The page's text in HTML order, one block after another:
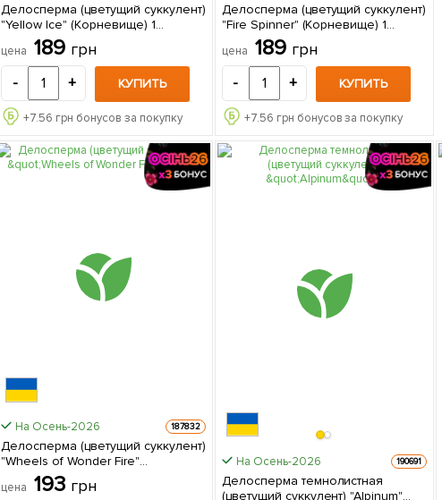
Делосперма (цветущий суккулент)
"Yellow Ice" (Корневище) 1
саженец в упаковке
цена 189 грн
- + КУПИТЬ
+7.56 грн бонусов за покупку
Делосперма (цветущий суккулент)
"Fire Spinner" (Корневище) 1
саженец в упаковке
цена 189 грн
- + КУПИТЬ
+7.56 грн бонусов за покупку
На Осень-2026 187832
Делосперма (цветущий суккулент)
"Wheels of Wonder Fire"
(Корневище) 1 саженец в
упаковке
цена 193 грн
На Осень-2026 190691
Делосперма темнолистная
(цветущий суккулент) "Alpinum"